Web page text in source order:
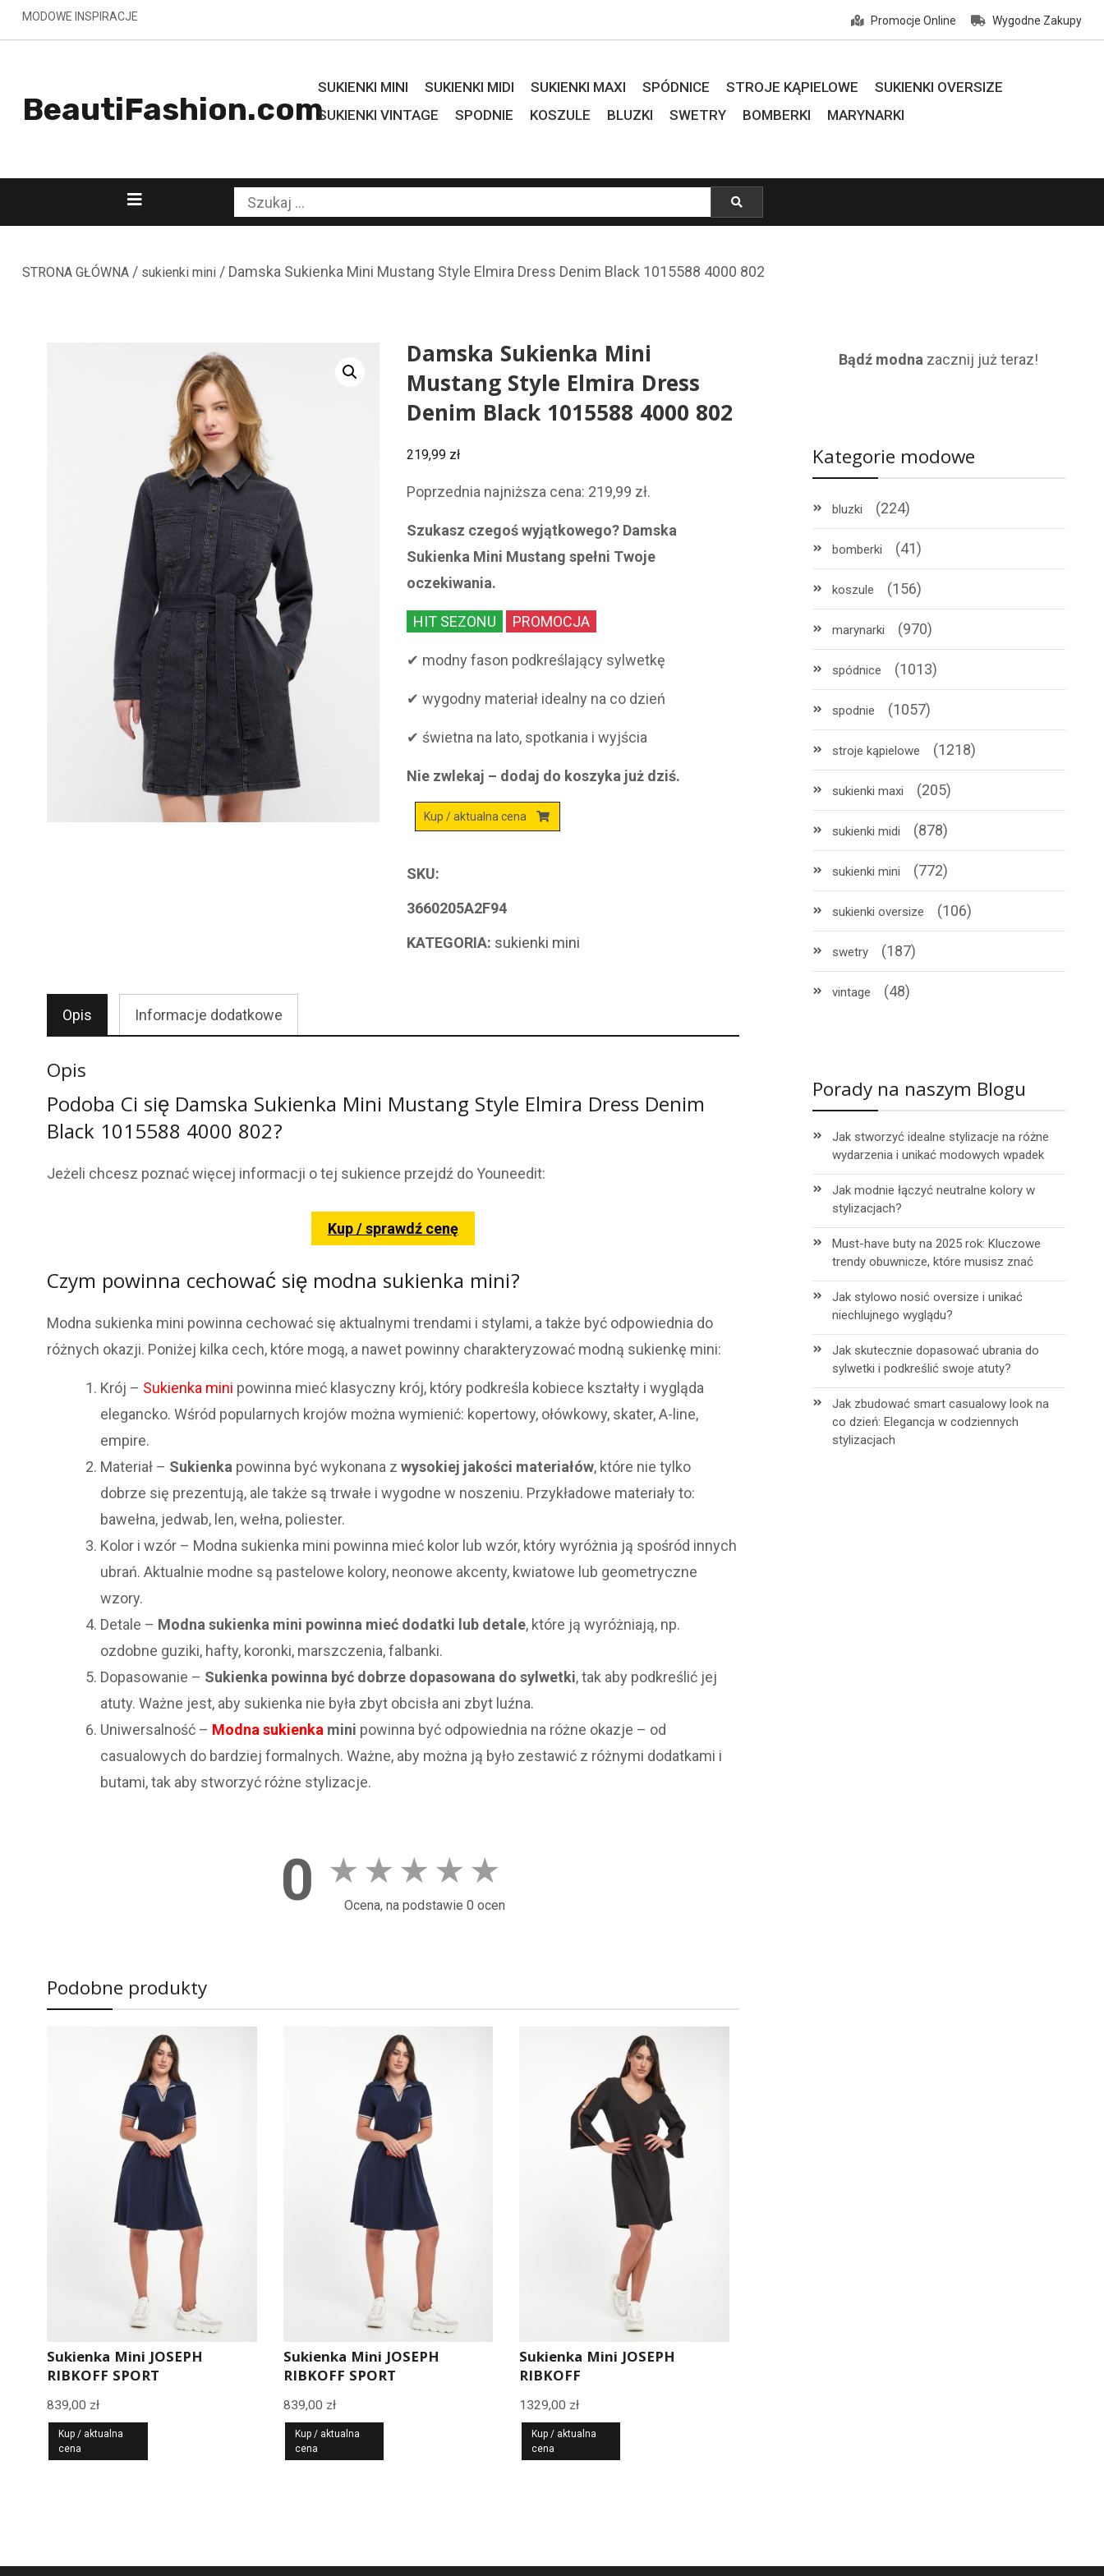
Skip
to
MODOWE INSPIRACJE Promocje Online Wygodne Zakupy
BeautiFashion.com
SUKIENKI MINI SUKIENKI MIDI SUKIENKI MAXI SPÓDNICE STROJE KĄPIELOWE
SUKIENKI OVERSIZE
SUKIENKI VINTAGE
SPODNIE KOSZULE BLUZKI SWETRY BOMBERKI MARYNARKI
Szukaj:
STRONA GŁÓWNA/ sukienki mini/ Damska Sukienka Mini Mustang Style Elmira Dress Denim Black 1015588 4000 802
Damska Sukienka Mini
Mustang Style Elmira Dress
Denim Black 1015588 4000 802
219,99 zł
Poprzednia najniższa cena: 219,99 zł.
Szukasz czegoś wyjątkowego? Damska
Sukienka Mini Mustang spełni Twoje
oczekiwania.
HIT SEZONU PROMOCJA
✔ modny fason podkreślający sylwetkę
✔ wygodny materiał idealny na co dzień
✔ świetna na lato, spotkania i wyjścia
Nie zwlekaj – dodaj do koszyka już dziś.
Kup / aktualna cena
SKU:
3660205A2F94
KATEGORIA: sukienki mini
Opis Informacje dodatkowe
Opis
Podoba Ci się Damska Sukienka Mini Mustang Style Elmira Dress Denim
Black 1015588 4000 802?
Jeżeli chcesz poznać więcej informacji o tej sukience przejdź do Youneedit:
Kup / sprawdź cenę
Czym powinna cechować się modna sukienka mini?
Modna sukienka mini powinna cechować się aktualnymi trendami i stylami, a także być odpowiednia do
różnych okazji. Poniżej kilka cech, które mogą, a nawet powinny charakteryzować modną sukienkę mini:
Krój – Sukienka mini powinna mieć klasyczny krój, który podkreśla kobiece kształty i wygląda
elegancko. Wśród popularnych krojów można wymienić: kopertowy, ołówkowy, skater, A-line,
empire.
Materiał – Sukienka powinna być wykonana z wysokiej jakości materiałów, które nie tylko
dobrze się prezentują, ale także są trwałe i wygodne w noszeniu. Przykładowe materiały to:
bawełna, jedwab, len, wełna, poliester.
Kolor i wzór – Modna sukienka mini powinna mieć kolor lub wzór, który wyróżnia ją spośród innych
ubrań. Aktualnie modne są pastelowe kolory, neonowe akcenty, kwiatowe lub geometryczne
wzory.
Detale – Modna sukienka mini powinna mieć dodatki lub detale, które ją wyróżniają, np.
ozdobne guziki, hafty, koronki, marszczenia, falbanki.
Dopasowanie – Sukienka powinna być dobrze dopasowana do sylwetki, tak aby podkreślić jej
atuty. Ważne jest, aby sukienka nie była zbyt obcisła ani zbyt luźna.
Uniwersalność – Modna sukienka mini powinna być odpowiednia na różne okazje – od
casualowych do bardziej formalnych. Ważne, aby można ją było zestawić z różnymi dodatkami i
butami, tak aby stworzyć różne stylizacje.
0 ★ ★ ★ ★ ★
Ocena, na podstawie 0 ocen
Podobne produkty
Sukienka Mini JOSEPH
RIBKOFF SPORT
839,00 zł
Kup / aktualna
cena
Sukienka Mini JOSEPH
RIBKOFF SPORT
839,00 zł
Kup / aktualna
cena
Sukienka Mini JOSEPH
RIBKOFF
1329,00 zł
Kup / aktualna
cena
Bądź modna zacznij już teraz!
Kategorie modowe
bluzki (224)
bomberki (41)
koszule (156)
marynarki (970)
spódnice (1013)
spodnie (1057)
stroje kąpielowe (1218)
sukienki maxi (205)
sukienki midi (878)
sukienki mini (772)
sukienki oversize (106)
swetry (187)
vintage (48)
Porady na naszym Blogu
Jak stworzyć idealne stylizacje na różne
wydarzenia i unikać modowych wpadek
Jak modnie łączyć neutralne kolory w
stylizacjach?
Must-have buty na 2025 rok: Kluczowe
trendy obuwnicze, które musisz znać
Jak stylowo nosić oversize i unikać
niechlujnego wyglądu?
Jak skutecznie dopasować ubrania do
sylwetki i podkreślić swoje atuty?
Jak zbudować smart casualowy look na
co dzień: Elegancja w codziennych
stylizacjach